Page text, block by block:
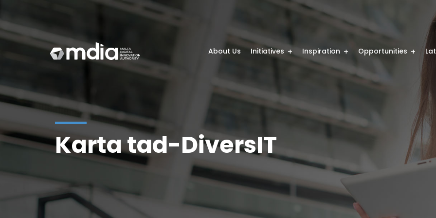
About Us Initiatives Inspiration Opportunities
Karta tad-DiversIT